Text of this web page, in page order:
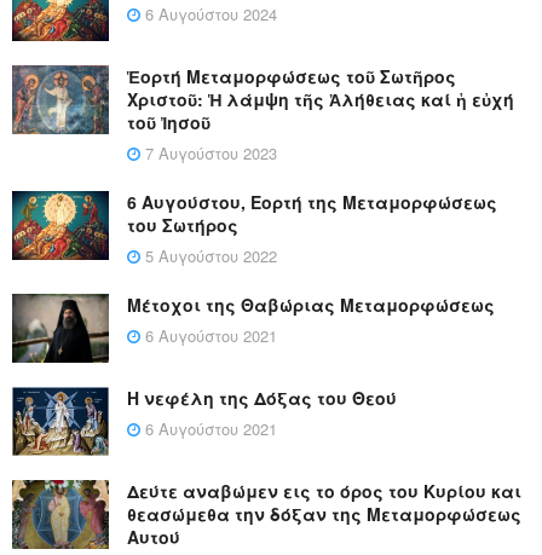
6 Αυγούστου 2024
Ἑορτή Μεταμορφώσεως τοῦ Σωτῆρος
Χριστοῦ: Ἡ λάμψη τῆς Ἀλήθειας καί ἡ εὐχή
τοῦ Ἰησοῦ
7 Αυγούστου 2023
6 Αυγούστου, Εορτή της Μεταμορφώσεως
του Σωτήρος
5 Αυγούστου 2022
Μέτοχοι της Θαβώριας Μεταμορφώσεως
6 Αυγούστου 2021
Η νεφέλη της Δόξας του Θεού
6 Αυγούστου 2021
Δεύτε αναβώμεν εις το όρος του Κυρίου και
θεασώμεθα την δόξαν της Μεταμορφώσεως
Αυτού